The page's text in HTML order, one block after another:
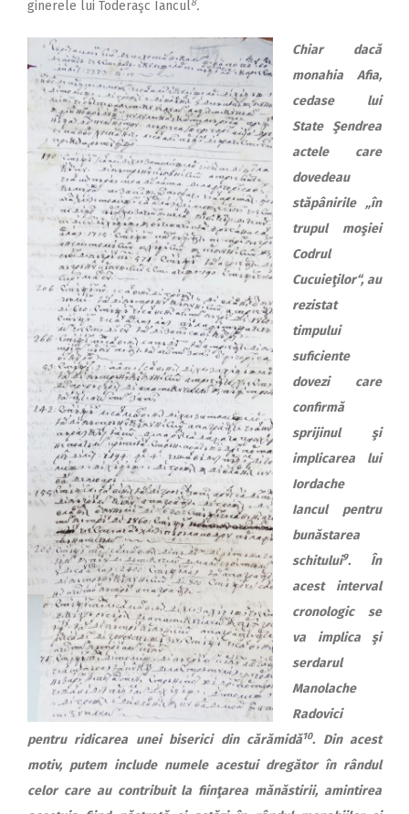
ginerele lui Toderaşc Iancul .
Chiar dacă
monahia Afia,
cedase lui
State Şendrea
actele care
dovedeau
stăpânirile „în
trupul moşiei
Codrul
Cucuieţilor“, au
rezistat
timpului
suficiente
dovezi care
confirmă
sprijinul şi
implicarea lui
Iordache
Iancul pentru
bunăstarea
schitului9. În
acest interval
cronologic se
va implica şi
serdarul
Manolache
Radovici
pentru ridicarea unei biserici din cărămidă10. Din acest
motiv, putem include numele acestui dregător în rândul
celor care au contribuit la fiinţarea mănăstirii, amintirea